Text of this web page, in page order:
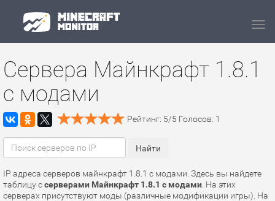
Сервера Майнкрафт 1.8.1
с модами
Рейтинг: 5/5 Голосов: 1
IP адреса серверов майнкрафт 1.8.1 с модами. Здесь вы найдете
таблицу ссерверами Майнкрафт 1.8.1 с модами . На этих
серверах присутствуют моды (различные модификации игры). На